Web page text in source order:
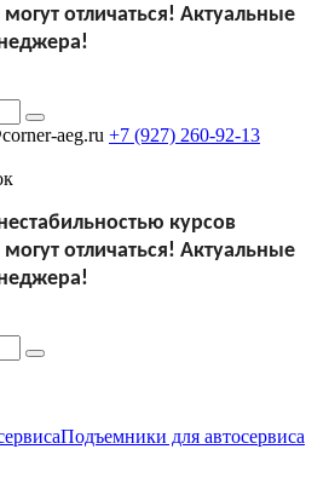
отличаться! Актуальные
aeg.ru +7 (927) 260-92-13
курсов
отличаться! Актуальные
Подъемники для автосервиса